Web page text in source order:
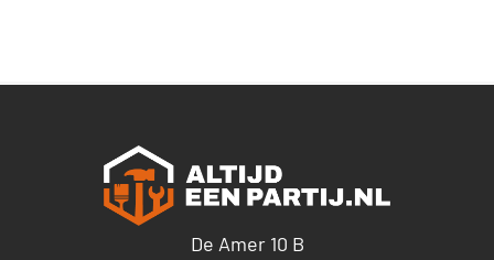
De Amer 10 B